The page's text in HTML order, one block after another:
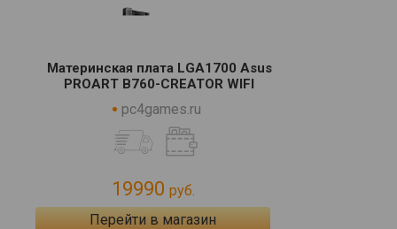
Материнская плата LGA1700 Asus
PROART B760-CREATOR WIFI
pc4games.ru
19990 руб.
Перейти в магазин